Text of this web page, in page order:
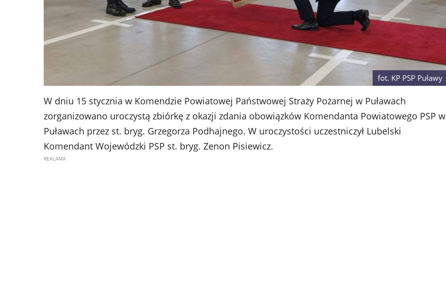
fot. KP PSP Puławy
W dniu 15 stycznia w Komendzie Powiatowej Państwowej Straży Pożarnej w Puławach
zorganizowano uroczystą zbiórkę z okazji zdania obowiązków Komendanta Powiatowego PSP w
Puławach przez st. bryg. Grzegorza Podhajnego. W uroczystości uczestniczył Lubelski
Komendant Wojewódzki PSP st. bryg. Zenon Pisiewicz.